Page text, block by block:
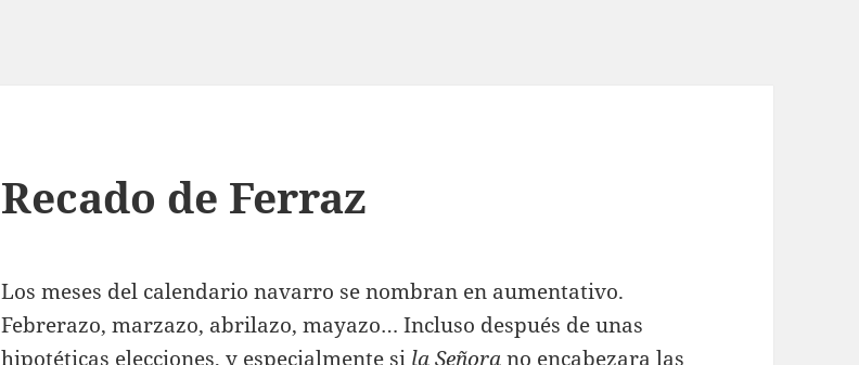
Recado de Ferraz
Los meses del calendario navarro se nombran en aumentativo.
Febrerazo, marzazo, abrilazo, mayazo… Incluso después de unas
hipotéticas elecciones, y especialmente si la Señorano encabezara las